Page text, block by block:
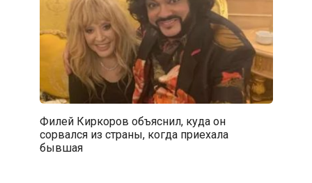
Филей Киркоров объяснил, куда он
сорвался из страны, когда приехала
бывшая